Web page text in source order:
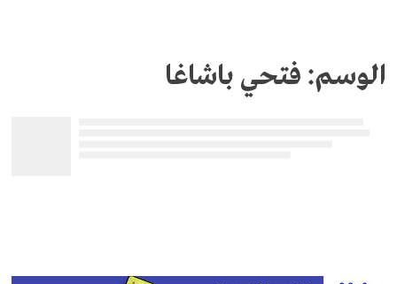
الوسم: فتحي باشاغا